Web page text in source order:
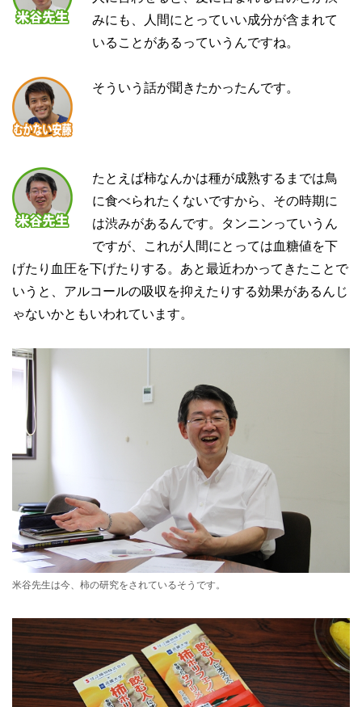
みにも、人間にとっていい成分が含まれて
いることがあるっていうんですね。
そういう話が聞きたかったんです。
たとえば柿なんかは種が成熟するまでは鳥
に食べられたくないですから、その時期に
は渋みがあるんです。タンニンっていうん
ですが、これが人間にとっては血糖値を下
げたり血圧を下げたりする。あと最近わかってきたことで
いうと、アルコールの吸収を抑えたりする効果があるんじ
ゃないかともいわれています。
米谷先生は今、柿の研究をされているそうです。